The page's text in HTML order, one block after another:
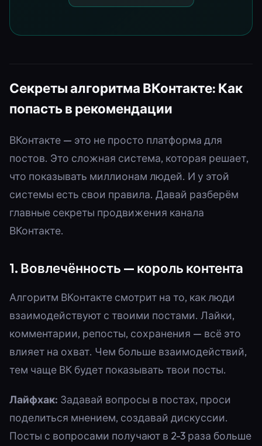
Секреты алгоритма ВКонтакте: Как
попасть в рекомендации
ВКонтакте — это не просто платформа для
постов. Это сложная система, которая решает,
что показывать миллионам людей. И у этой
системы есть свои правила. Давай разберём
главные секреты продвижения канала
ВКонтакте.
1. Вовлечённость — король контента
Алгоритм ВКонтакте смотрит на то, как люди
взаимодействуют с твоими постами. Лайки,
комментарии, репосты, сохранения — всё это
влияет на охват. Чем больше взаимодействий,
тем чаще ВК будет показывать твои посты.
Лайфхак: Задавай вопросы в постах, проси
поделиться мнением, создавай дискуссии.
Посты с вопросами получают в 2-3 раза больше